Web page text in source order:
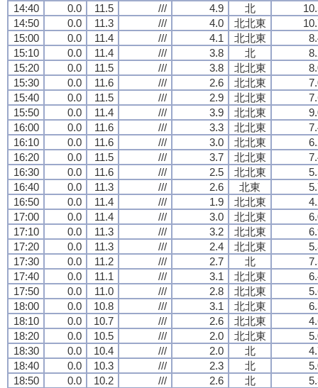
14:40
0.0 11.5 /// 4.9 北
14:50
0.0 11.3 /// 4.0 北北東
15:00
0.0 11.4 /// 4.1 北北東
15:10
0.0 11.4 /// 3.8 北
15:20
0.0 11.5 /// 3.8 北北東
15:30
0.0 11.6 /// 2.6 北北東
15:40
0.0 11.5 /// 2.9 北北東
15:50
0.0 11.4 /// 3.9 北北東
16:00
0.0 11.6 /// 3.3 北北東
16:10
0.0 11.6 /// 3.0 北北東
16:20
0.0 11.5 /// 3.7 北北東
16:30
0.0 11.6 /// 2.5 北北東
16:40
0.0 11.3 /// 2.6 北東
16:50
0.0 11.4 /// 1.9 北北東
17:00
0.0 11.4 /// 3.0 北北東
17:10
0.0 11.3 /// 3.2 北北東
17:20
0.0 11.3 /// 2.4 北北東
17:30
0.0 11.2 /// 2.7 北
17:40
0.0 11.1 /// 3.1 北北東
17:50
0.0 11.0 /// 2.8 北北東
18:00
0.0 10.8 /// 3.1 北北東
18:10
0.0 10.7 /// 2.6 北北東
18:20
0.0 10.5 /// 2.0 北北東
18:30
0.0 10.4 /// 2.0 北
18:40
0.0 10.3 /// 2.3 北
18:50
0.0 10.2 /// 2.6 北